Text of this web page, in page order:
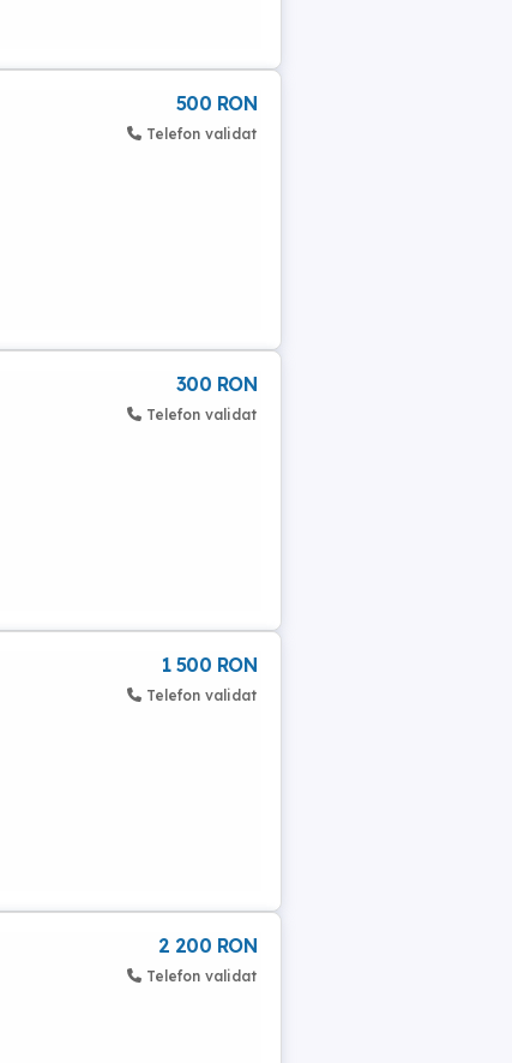
500 RON
Telefon validat
300 RON
Telefon validat
1 500 RON
Telefon validat
2 200 RON
Telefon validat